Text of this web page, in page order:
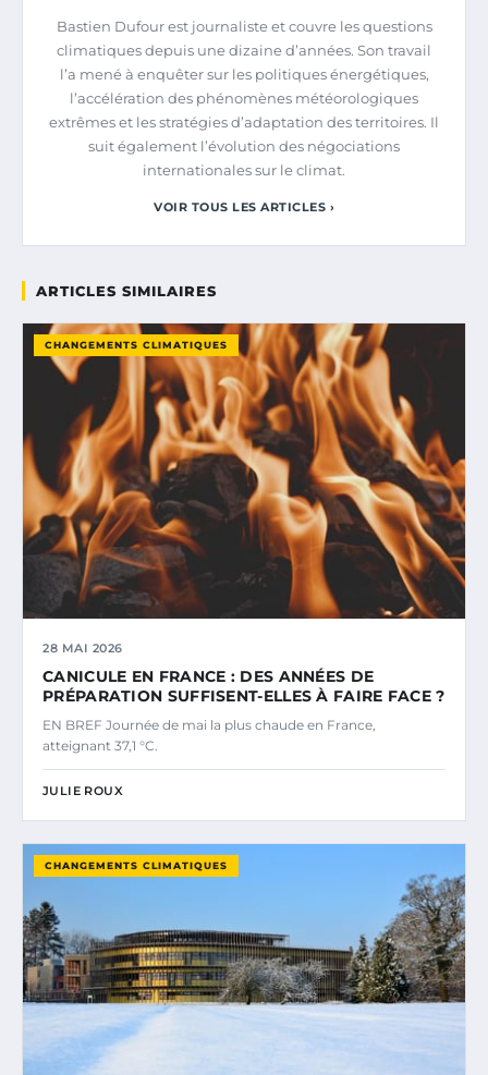
Bastien Dufour est journaliste et couvre les questions
climatiques depuis une dizaine d’années. Son travail
l’a mené à enquêter sur les politiques énergétiques,
l’accélération des phénomènes météorologiques
extrêmes et les stratégies d’adaptation des territoires. Il
suit également l’évolution des négociations
internationales sur le climat.
VOIR TOUS LES ARTICLES ›
ARTICLES SIMILAIRES
CHANGEMENTS CLIMATIQUES
28 MAI 2026
CANICULE EN FRANCE : DES ANNÉES DE
PRÉPARATION SUFFISENT-ELLES À FAIRE FACE ?
EN BREF Journée de mai la plus chaude en France,
atteignant 37,1 °C.
JULIE ROUX
CHANGEMENTS CLIMATIQUES